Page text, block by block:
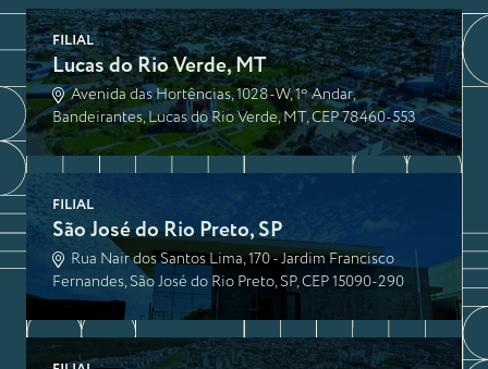
FILIAL
Lucas do Rio Verde, MT
Avenida das Hortências, 1028-W, 1º Andar,
Bandeirantes, Lucas do Rio Verde, MT, CEP 78460-553
FILIAL
São José do Rio Preto, SP
Rua Nair dos Santos Lima, 170 - Jardim Francisco
Fernandes, São José do Rio Preto, SP, CEP 15090-290